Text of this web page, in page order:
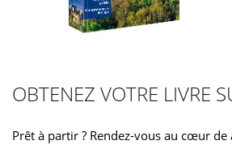
OBTENEZ VOTRE LIVRE
Prêt à partir ? Rendez-vous au cœur de